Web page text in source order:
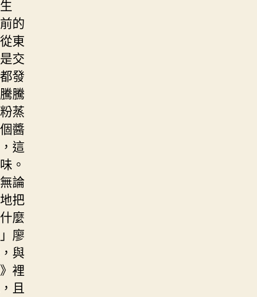
的
東
交
發
騰
蒸
醬
這
。
論
把
麼
廖
與
裡
且